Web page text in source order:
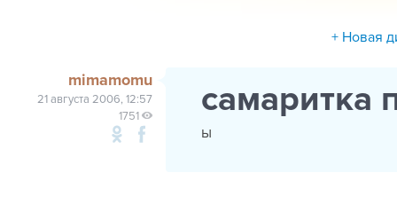
+ Новая
mimamomu
21 августа 2006, 12:57
1751
самаритка
ы